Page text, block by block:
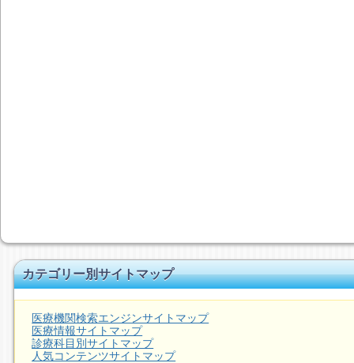
カテゴリー別サイトマップ
医療機関検索エンジンサイトマップ
医療情報サイトマップ
診療科目別サイトマップ
人気コンテンツサイトマップ